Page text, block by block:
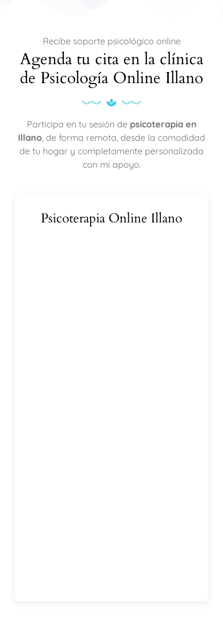
Recibe soporte psicológico online
Agenda tu cita en la clínica
de Psicología Online Illano
Participa en tu sesión de psicoterapia en
Illano, de forma remota, desde la comodidad
de tu hogar y completamente personalizada
con mi apoyo.
Psicoterapia Online Illano